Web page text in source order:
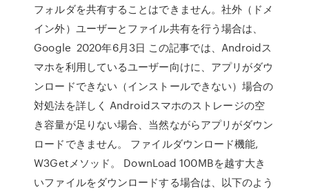
フォルダを共有することはできません。社外（ドメ
イン外）ユーザーとファイル共有を行う場合は、
Google 2020年6月3日 この記事では、Androidス
マホを利用しているユーザー向けに、アプリがダウ
ンロードできない（インストールできない）場合の
対処法を詳しく Androidスマホのストレージの空
き容量が足りない場合、当然ながらアプリがダウン
ロードできません。 ファイルダウンロード機能,
W3Getメソッド。 DownLoad 100MBを越す大き
いファイルをダウンロードする場合は、以下のよう